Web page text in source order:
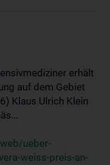
erhält
auf dem Gebiet
Klaus Ulrich Klein
ueber-
weiss-preis-an-